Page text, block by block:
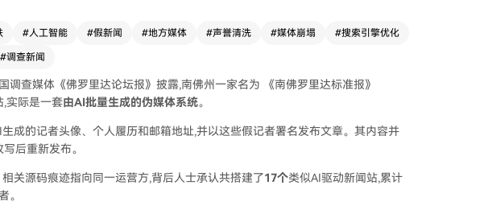
#人工智能 #假新闻 #地方媒体 #声誉清洗 #媒体崩塌 #搜索引擎优化
#调查新闻
调查媒体《佛罗里达论坛报》披露,南佛州一家名为 《南佛罗里达标准报》
实际是一套由AI批量生成的伪媒体系统。
成的记者头像、个人履历和邮箱地址,并以这些假记者署名发布文章。其内容并
后重新发布。
关源码痕迹指向同一运营方,背后人士承认共搭建了17个类似AI驱动新闻站,累计
。